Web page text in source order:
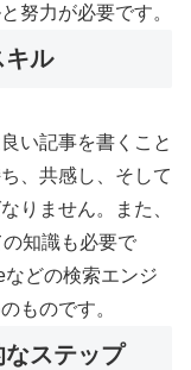
努力が必要です。
キル
い記事を書くこと
、共感し、そして
りません。また、
知識も必要で
どの検索エンジ
ものです。
ステップ